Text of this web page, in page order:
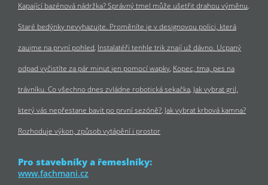
Kapající bazénová nádržka? Správný tmel může ušetřit drahou výměnu
Staré bedýnky nevyhazujte. Proměníte je v designovou polici, která
zaujme na první pohled Instalatéři tenhle trik znají už dávno. Ucpaný
odpad vyčistíte za pár minut jen pomocí wapky Kopec, tma, pes na
trávníku. Co všechno dnes zvládne robotická sekačka Jak vybrat gril,
který vás nepřestane bavit po první sezóně? Jak vybrat krbová kamna?
Rozhoduje výkon, způsob vytápění i prostor
Pro stavebníky a řemeslníky:
www.fachmani.cz